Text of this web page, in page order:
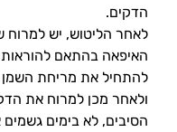
הדקים.
לאחר הליטוש, יש למרוח
האיפאה בהתאם
להתחיל את מריחת
ולאחר מכן למרוח את הדק
הסיבים, לא בימים